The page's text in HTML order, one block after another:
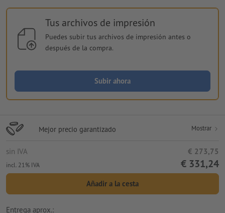
Tus archivos de impresión
Puedes subir tus archivos de impresión antes o
después de la compra.
Subir ahora
Mejor precio garantizado Mostrar
sin IVA € 273,75
incl. 21% IVA € 331,24
Añadir a la cesta
Entrega aprox.: